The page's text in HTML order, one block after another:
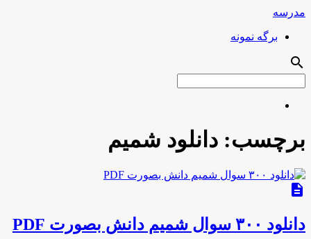
مدرسه
برگه نمونه
search
برچسب: دانلود شمیم
description
دانلود ۳۰۰ سوال شمیم دانش بصورت PDF